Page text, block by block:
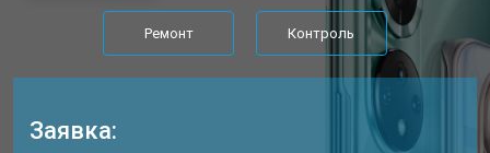
Ремонт Контроль
Заявка: